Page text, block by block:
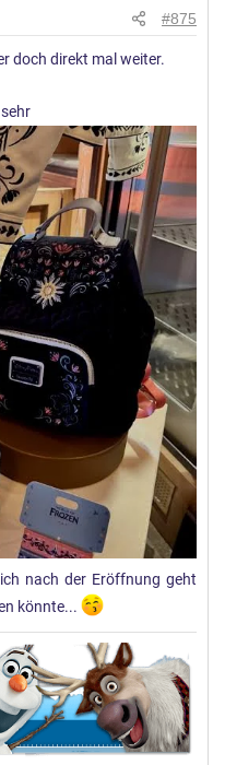
#875
doch direkt mal weiter.
nach der Eröffnung geht
könnte...